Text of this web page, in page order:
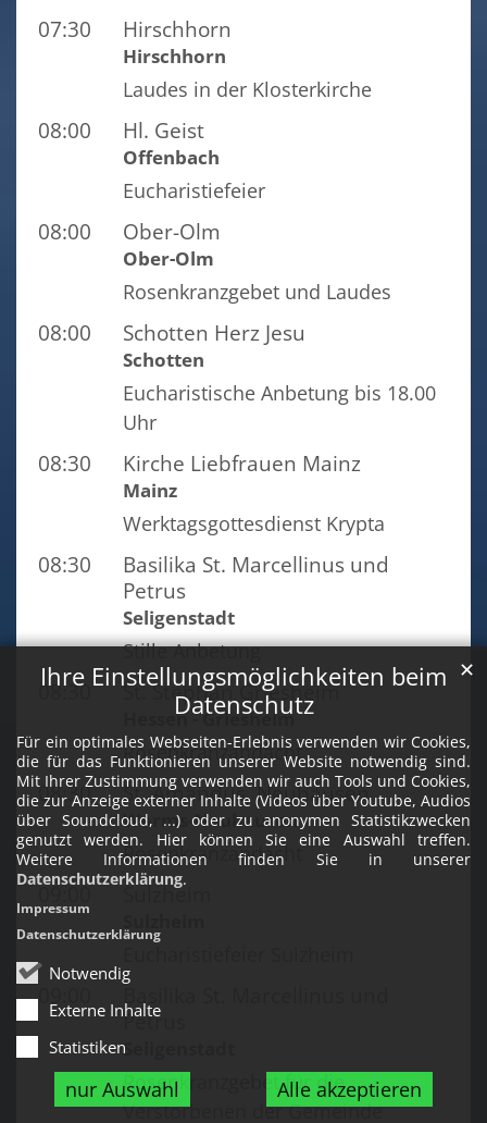
Ihre Einstellungsmöglichkeiten beim
Datenschutz
Für ein optimales Webseiten-Erlebnis verwenden wir Cookies,
die für das Funktionieren unserer Website notwendig sind.
Mit Ihrer Zustimmung verwenden wir auch Tools und Cookies,
die zur Anzeige externer Inhalte (Videos über Youtube, Audios
über Soundcloud, ...) oder zu anonymen Statistikzwecken
genutzt werden. Hier können Sie eine Auswahl treffen.
Weitere Informationen finden Sie in unserer
Datenschutzerklärung.
Notwendig
Externe Inhalte
Statistiken
nur Auswahl Alle akzeptieren
✕
Impressum
Datenschutzerklärung
07:30 Hirschhorn
Hirschhorn
Laudes in der Klosterkirche
08:00 Hl. Geist
Offenbach
Eucharistiefeier
08:00 Ober-Olm
Ober-Olm
Rosenkranzgebet und Laudes
08:00 Schotten Herz Jesu
Schotten
Eucharistische Anbetung bis 18.00
Uhr
08:30 Kirche Liebfrauen Mainz
Mainz
Werktagsgottesdienst Krypta
08:30
Basilika St. Marcellinus und
Petrus
Seligenstadt
Stille Anbetung
08:30 St. Stephan Griesheim
Hessen - Griesheim
Rosenkranzandacht
08:30 St. Amandus, Neuhausen
Worms-Neuhausen
Rosenkranzandacht
09:00 Sulzheim
Basilika St. Marcellinus und
Petrus
Seligenstadt
Rosenkranzgebet für die
Verstorbenen der Gemeinde